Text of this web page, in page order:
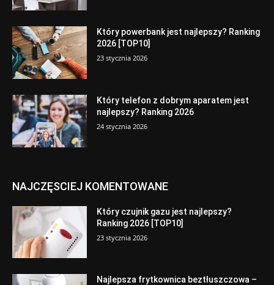
Który powerbank jest najlepszy? Ranking
2026 [TOP10]
23 stycznia 2026
Który telefon z dobrym aparatem jest
najlepszy? Ranking 2026
24 stycznia 2026
NAJCZĘSCIEJ KOMENTOWANE
Który czujnik gazu jest najlepszy?
Ranking 2026 [TOP10]
23 stycznia 2026
Najlepsza frytkownica beztłuszczowa –